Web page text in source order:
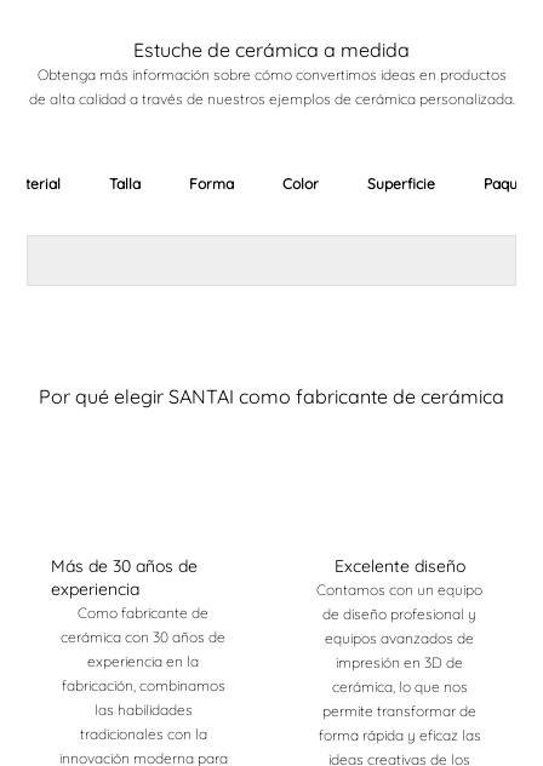
Estuche de cerámica a medida
Obtenga más información sobre cómo convertimos ideas en productos
de alta calidad a través de nuestros ejemplos de cerámica personalizada.
Material Talla Forma Color Superficie Paquete
Por qué elegir SANTAI como fabricante de cerámica
Más de 30 años de
experiencia
Como fabricante de
cerámica con 30 años de
experiencia en la
fabricación, combinamos
las habilidades
tradicionales con la
innovación moderna para
Excelente diseño
Contamos con un equipo
de diseño profesional y
equipos avanzados de
impresión en 3D de
cerámica, lo que nos
permite transformar de
forma rápida y eficaz las
ideas creativas de los